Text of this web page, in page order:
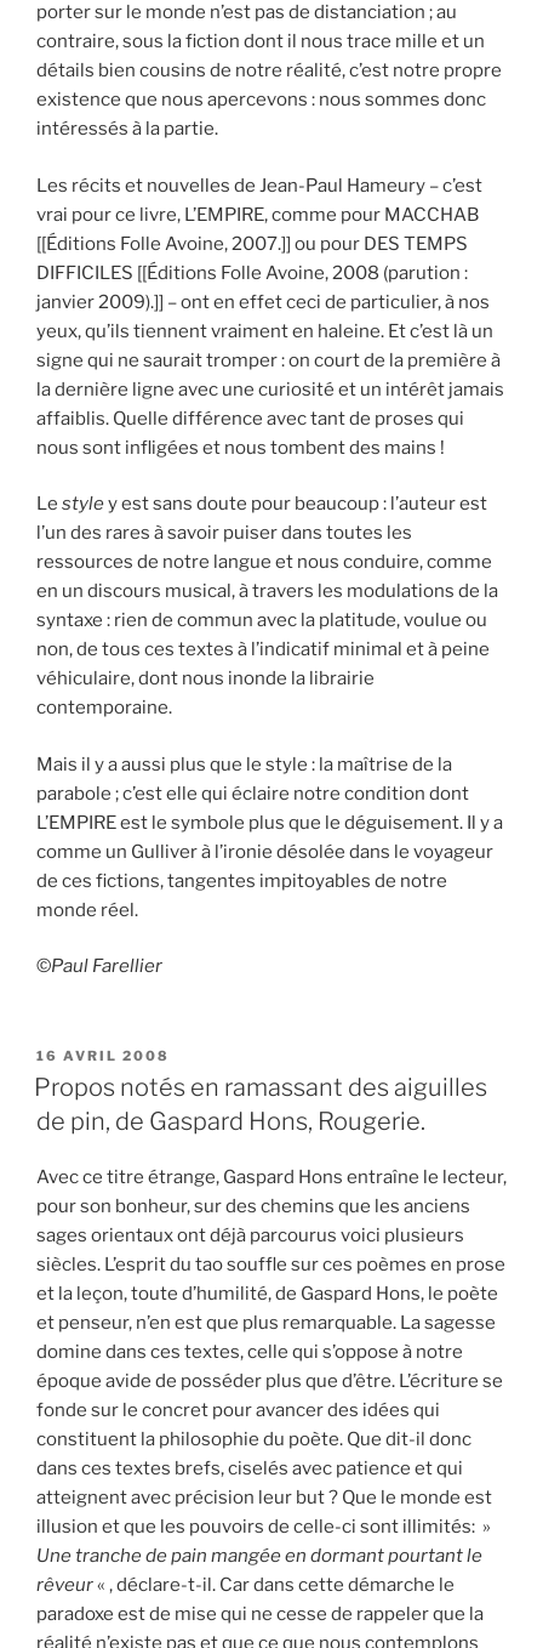
porter sur le monde n’est pas de distanciation ; au
contraire, sous la fiction dont il nous trace mille et un
détails bien cousins de notre réalité, c’est notre propre
existence que nous apercevons : nous sommes donc
intéressés à la partie.
Les récits et nouvelles de Jean-Paul Hameury – c’est
vrai pour ce livre, L’EMPIRE, comme pour MACCHAB
[[Éditions Folle Avoine, 2007.]] ou pour DES TEMPS
DIFFICILES [[Éditions Folle Avoine, 2008 (parution :
janvier 2009).]] – ont en effet ceci de particulier, à nos
yeux, qu’ils tiennent vraiment en haleine. Et c’est là un
signe qui ne saurait tromper : on court de la première à
la dernière ligne avec une curiosité et un intérêt jamais
affaiblis. Quelle différence avec tant de proses qui
nous sont infligées et nous tombent des mains !
Le styley est sans doute pour beaucoup : l’auteur est
l’un des rares à savoir puiser dans toutes les
ressources de notre langue et nous conduire, comme
en un discours musical, à travers les modulations de la
syntaxe : rien de commun avec la platitude, voulue ou
non, de tous ces textes à l’indicatif minimal et à peine
véhiculaire, dont nous inonde la librairie
contemporaine.
Mais il y a aussi plus que le style : la maîtrise de la
parabole ; c’est elle qui éclaire notre condition dont
L’EMPIRE est le symbole plus que le déguisement. Il y a
comme un Gulliver à l’ironie désolée dans le voyageur
de ces fictions, tangentes impitoyables de notre
monde réel.
©Paul Farellier
PUBLIÉ
LE
16 AVRIL 2008
Propos notés en ramassant des aiguilles
de pin, de Gaspard Hons, Rougerie.
Avec ce titre étrange, Gaspard Hons entraîne le lecteur,
pour son bonheur, sur des chemins que les anciens
sages orientaux ont déjà parcourus voici plusieurs
siècles. L’esprit du tao souffle sur ces poèmes en prose
et la leçon, toute d’humilité, de Gaspard Hons, le poète
et penseur, n’en est que plus remarquable. La sagesse
domine dans ces textes, celle qui s’oppose à notre
époque avide de posséder plus que d’être. L’écriture se
fonde sur le concret pour avancer des idées qui
constituent la philosophie du poète. Que dit-il donc
dans ces textes brefs, ciselés avec patience et qui
atteignent avec précision leur but ? Que le monde est
illusion et que les pouvoirs de celle-ci sont illimités: »
Une tranche de pain mangée en dormant pourtant le
rêveur« , déclare-t-il. Car dans cette démarche le
paradoxe est de mise qui ne cesse de rappeler que la
réalité n’existe pas et que ce que nous contemplons